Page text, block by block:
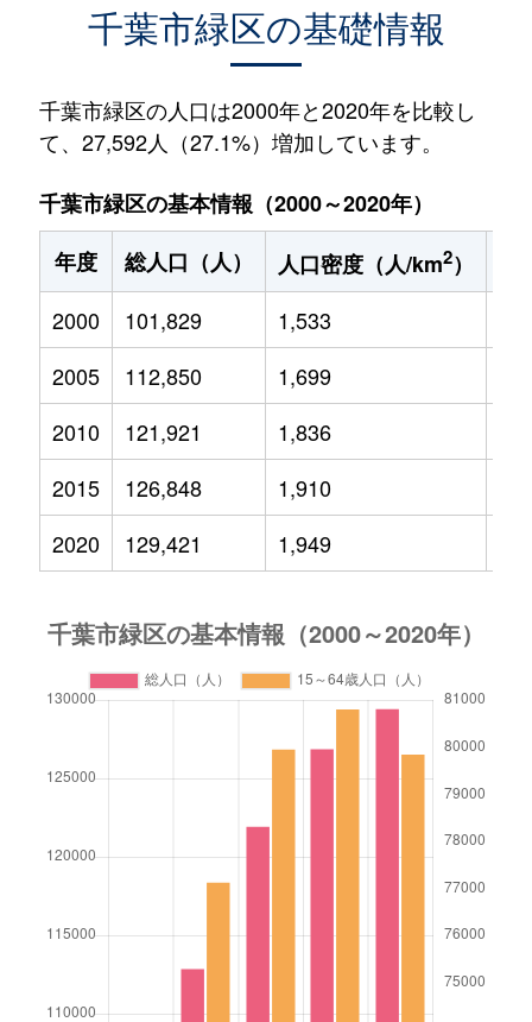
千葉市緑区の基礎情報
千葉市緑区の人口は2000年と2020年を比較し
て、27,592人（27.1%）増加しています。
千葉市緑区の基本情報（2000～2020年）
年度
総人口（人） 人口密度（人/km2）
2000
101,829 1,533
2005
112,850 1,699
2010
121,921 1,836
2015
126,848 1,910
2020
129,421 1,949